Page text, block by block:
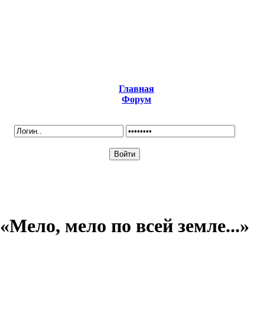
Главная
Форум
«Мело, мело по всей земле...»